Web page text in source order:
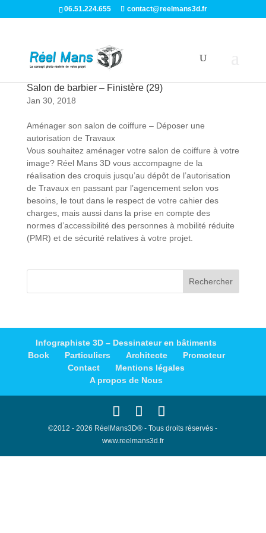
06.51.224.655 contact@reelmans3d.fr
Salon de barbier – Finistère (29)
Jan 30, 2018
Aménager son salon de coiffure – Déposer une
autorisation de Travaux
Vous souhaitez aménager votre salon de coiffure à votre
image? Réel Mans 3D vous accompagne de la
réalisation des croquis jusqu’au dépôt de l’autorisation
de Travaux en passant par l’agencement selon vos
besoins, le tout dans le respect de votre cahier des
charges, mais aussi dans la prise en compte des
normes d’accessibilité des personnes à mobilité réduite
(PMR) et de sécurité relatives à votre projet.
Infographiste 3D – Dessinateur en bâtiments
Book
Particuliers Architecte
Promoteur
Contact
Mentions légales
A propos de Nous
©2012 - 2026 RéelMans3D® - Tous droits réservés -
www.reelmans3d.fr